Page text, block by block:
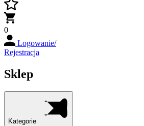
0
Logowanie/
Rejestracja
Sklep
Kategorie